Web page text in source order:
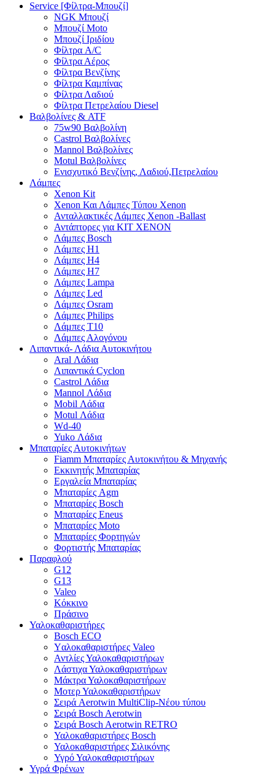
Service [Φίλτρα-Μπουζί]
NGK Μπουζί
Μπουζί Moto
Μπουζί Ιριδίου
Φίλτρα A/C
Φίλτρα Αέρος
Φίλτρα Βενζίνης
Φίλτρα Καμπίνας
Φίλτρα Λαδιού
Φίλτρα Πετρελαίου Diesel
Βαλβολίνες & ATF
75w90 Βαλβολίνη
Castrol Βαλβολίνες
Mannol Βαλβολίνες
Motul Βαλβολίνες
Ενισχυτικό Βενζίνης, Λαδιού,Πετρελαίου
Λάμπες
Xenon Kit
Xenon Και Λάμπες Τύπου Xenon
Ανταλλακτικές Λάμπες Xenon -Ballast
Αντάπτορες για ΚΙΤ ΧΕΝΟΝ
Λάμπες Bosch
Λάμπες H1
Λάμπες H4
Λάμπες H7
Λάμπες Lampa
Λάμπες Led
Λάμπες Osram
Λάμπες Philips
Λάμπες T10
Λάμπες Αλογόνου
Λιπαντικά- Λάδια Αυτοκινήτου
Aral Λάδια
Λιπαντικά Cyclon
Castrol Λάδια
Mannol Λάδια
Mobil Λάδια
Motul Λάδια
Wd-40
Yuko Λάδια
Μπαταρίες Αυτοκινήτων
Fiamm Μπαταρίες Αυτοκινήτου & Μηχανής
Εκκινητής Μπαταρίας
Εργαλεία Μπαταρίας
Μπαταρίες Agm
Μπαταρίες Bosch
Μπαταρίες Eneus
Μπαταρίες Moto
Μπαταρίες Φορτηγών
Φορτιστής Μπαταρίας
Παραφλού
G12
G13
Valeo
Κόκκινο
Πράσινο
Υαλοκαθαριστήρες
Bosch ECO
Yαλοκαθαριστήρες Valeo
Αντλίες Υαλοκαθαριστήρων
Λάστιχα Υαλοκαθαριστήρων
Μάκτρα Υαλοκαθαριστήρων
Μοτερ Υαλοκαθαριστήρων
Σειρά Aerotwin MultiClip-Νέου τύπου
Σειρά Bosch Aerotwin
Σειρά Bosch Aerotwin RETRO
Υαλοκαθαριστήρες Bosch
Υαλοκαθαριστήρες Σιλικόνης
Υγρό Υαλοκαθαριστήρων
Υγρά Φρένων